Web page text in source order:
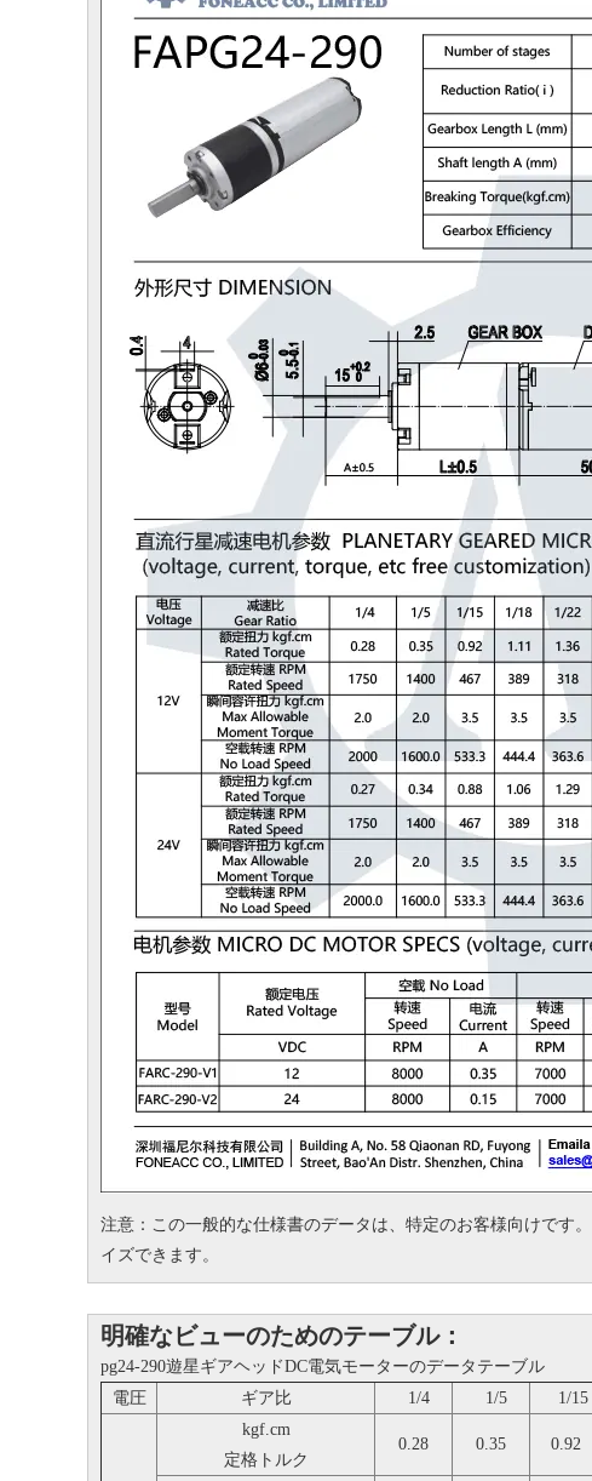
注意：この一般的な仕様書のデータは、特定のお客様向けです。
イズできます。
明確なビューのためのテーブル：
pg24-290遊星ギアヘッドDC電気モーターのデータテーブル
電圧
ギア比 1/4 1/5 1/15
kgf.cm
定格トルク
0.28 0.35 0.92